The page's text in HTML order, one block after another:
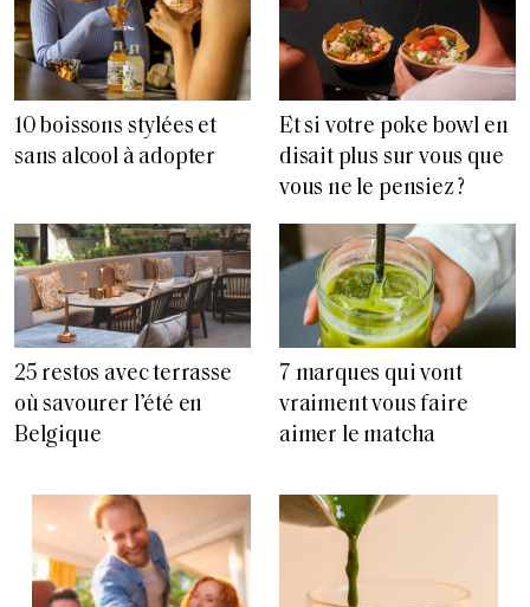
10 boissons stylées et
sans alcool à adopter
Et si votre poke bowl en
disait plus sur vous que
vous ne le pensiez ?
25 restos avec terrasse
où savourer l’été en
Belgique
7 marques qui vont
vraiment vous faire
aimer le matcha